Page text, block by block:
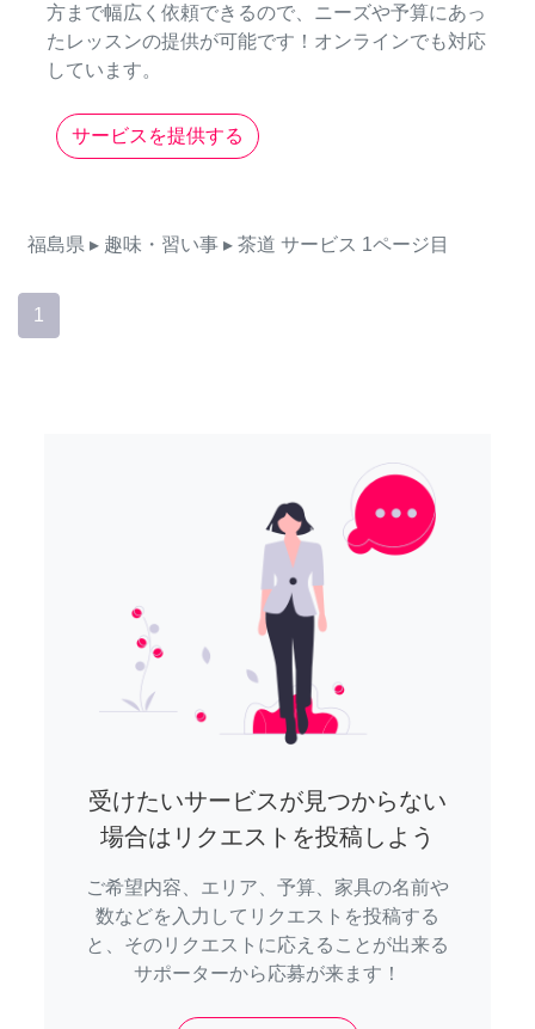
方まで幅広く依頼できるので、ニーズや予算にあっ
たレッスンの提供が可能です！オンラインでも対応
しています。
サービスを提供する
福島県 ▸ 趣味・習い事 ▸ 茶道 サービス 1ページ目
1
受けたいサービスが見つからない
場合はリクエストを投稿しよう
ご希望内容、エリア、予算、家具の名前や
数などを入力してリクエストを投稿する
と、そのリクエストに応えることが出来る
サポーターから応募が来ます！